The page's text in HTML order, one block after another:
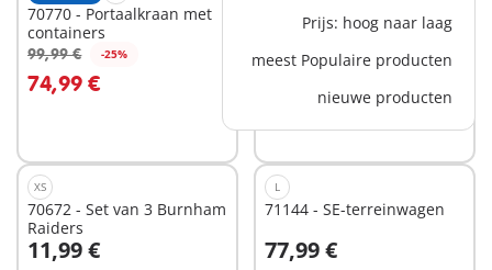
Prijs: hoog naar laag
meest Populaire producten
nieuwe producten
70770 - Portaalkraan met
containers
99,99 € -25%
74,99 €
In winkelwagen
70570 - Politie SUV:
achtervolging van de
schattenrovers
29,99 €
In winkelwagen
XS
70672 - Set van 3 Burnham
Raiders
11,99 €
In winkelwagen
L
71144 - SE-terreinwagen
77,99 €
In winkelwagen